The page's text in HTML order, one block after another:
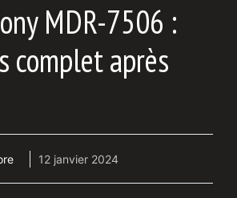
MDR-7506 :
complet après
12 janvier 2024